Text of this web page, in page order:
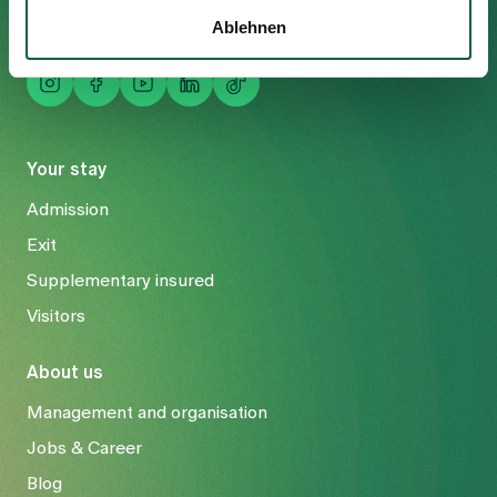
Ablehnen
Your stay
Admission
Exit
Supplementary insured
Visitors
About us
Management and organisation
Jobs & Career
Blog